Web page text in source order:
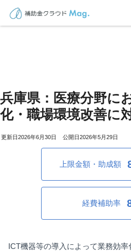
兵庫県：医療分野に
化・職場環境改善に
2026年6月30日 2026年5月29日
上限金額・助成額
経費補助率
ICT機器等の導入によって業務効